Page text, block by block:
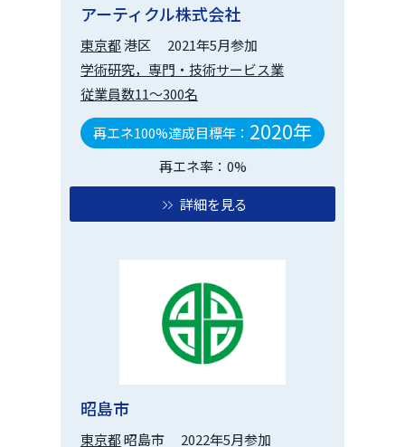
アーティクル株式会社
東京都港区
2021年5月参加
学術研究，専門・技術サービス業
従業員数11～300名
再エネ100%達成目標年： 2020年
再エネ率：0%
詳細を見る
昭島市
東京都昭島市
2022年5月参加